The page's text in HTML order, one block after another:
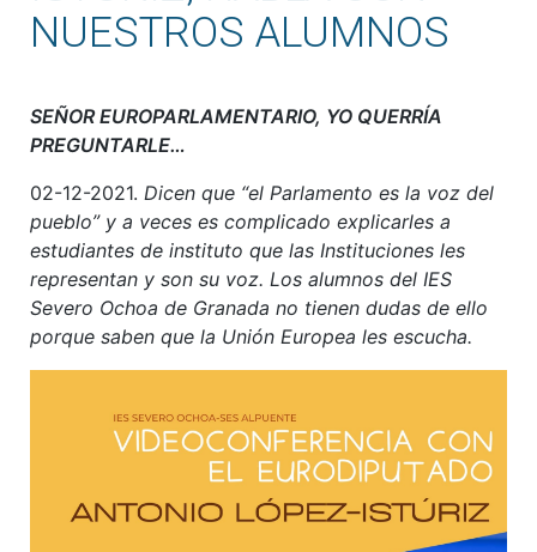
NUESTROS ALUMNOS
SEÑOR EUROPARLAMENTARIO, YO QUERRÍA
PREGUNTARLE…
02-12-2021. Dicen que “el Parlamento es la voz del
pueblo” y a veces es complicado explicarles a
estudiantes de instituto que las Instituciones les
representan y son su voz. Los alumnos del IES
Severo Ochoa de Granada no tienen dudas de ello
porque saben que la Unión Europea les escucha.